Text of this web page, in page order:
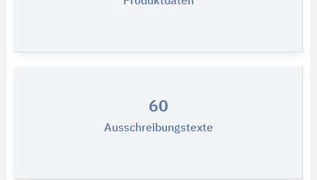
60
Ausschreibungstexte